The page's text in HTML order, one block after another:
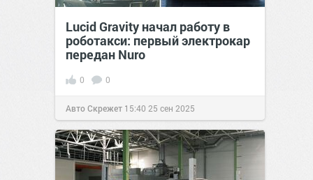
Lucid Gravity начал работу в
роботакси: первый электрокар
передан Nuro
0 0
Авто Скрежет 15:40 25 сен 2025